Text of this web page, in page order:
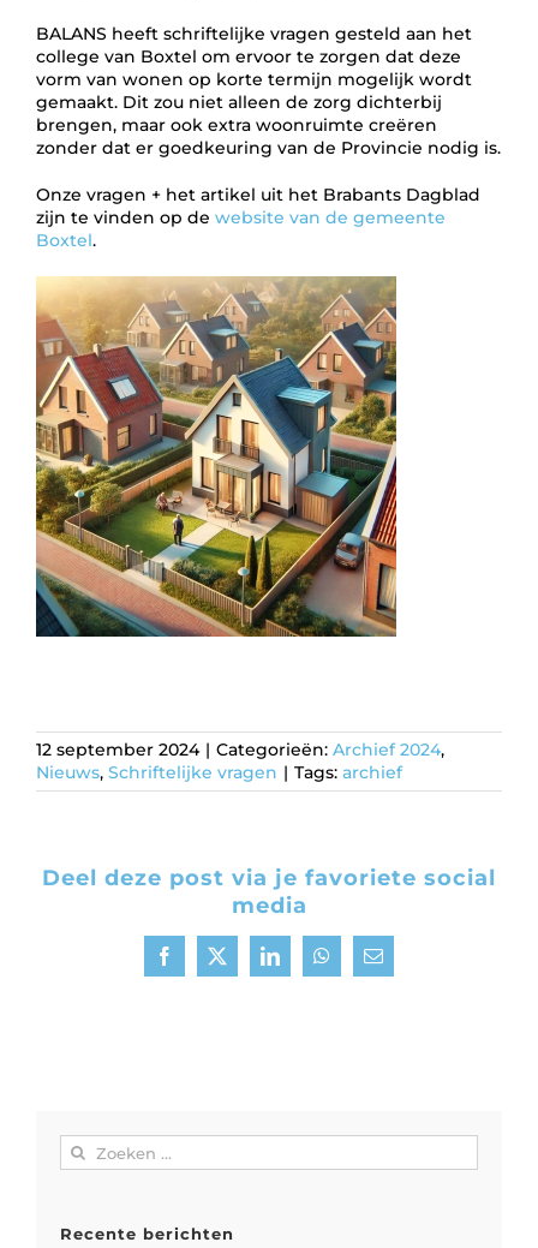
BALANS heeft schriftelijke vragen gesteld aan het
college van Boxtel om ervoor te zorgen dat deze
vorm van wonen op korte termijn mogelijk wordt
gemaakt. Dit zou niet alleen de zorg dichterbij
brengen, maar ook extra woonruimte creëren
zonder dat er goedkeuring van de Provincie nodig is.
Onze vragen + het artikel uit het Brabants Dagblad
zijn te vinden op de website van de gemeente
Boxtel.
12 september 2024 | Categorieën: Archief 2024,
Nieuws, Schriftelijke vragen | Tags: archief
Deel deze post via je favoriete social
media
Facebook
X LinkedInWhatsApp
E-
Zoeken
naar:
Recente berichten